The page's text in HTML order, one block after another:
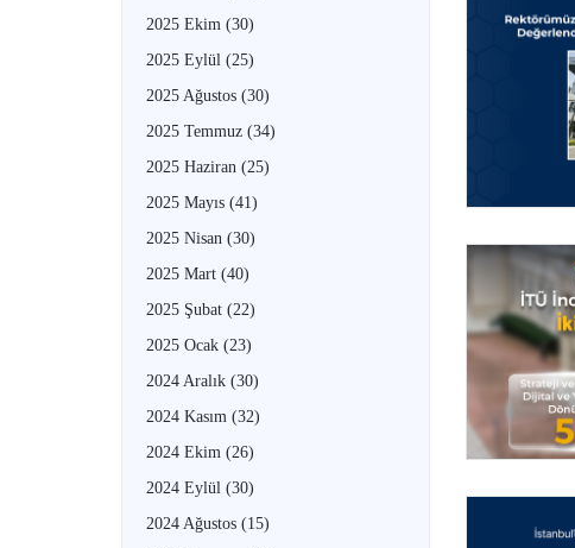
2025 Ekim (30)
2025 Eylül (25)
2025 Ağustos (30)
2025 Temmuz (34)
2025 Haziran (25)
2025 Mayıs (41)
2025 Nisan (30)
2025 Mart (40)
2025 Şubat (22)
2025 Ocak (23)
2024 Aralık (30)
2024 Kasım (32)
2024 Ekim (26)
2024 Eylül (30)
2024 Ağustos (15)